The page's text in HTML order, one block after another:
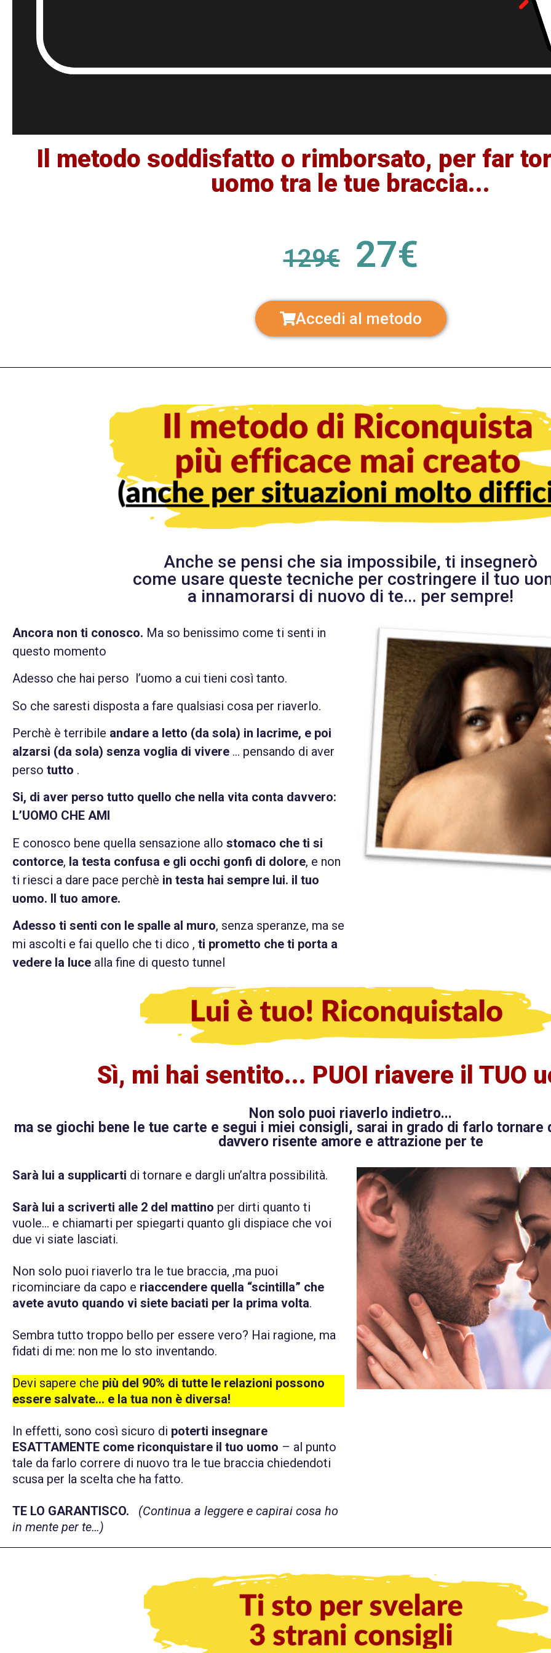
Il metodo soddisfatto o rimborsato, per far
uomo tra le tue braccia...
129€ 27€
Accedi al metodo
Anche se pensi che sia impossibile, ti insegnerò
come usare queste tecniche per costringere il tuo
a innamorarsi di nuovo di te... per sempre!
Ancora non ti conosco. Ma so benissimo come ti senti in
questo momento
Adesso che hai perso l’uomo a cui tieni così tanto.
So che saresti disposta a fare qualsiasi cosa per riaverlo.
Perchè è terribile andare a letto (da sola) in lacrime, e poi
alzarsi (da sola) senza voglia di vivere … pensando di aver
perso tutto .
Si, di aver perso tutto quello che nella vita conta davvero:
L’UOMO CHE AMI
E conosco bene quella sensazione allo stomaco che ti si
contorce, la testa confusa e gli occhi gonfi di dolore, e non
ti riesci a dare pace perchè in testa hai sempre lui. il tuo
uomo. Il tuo amore.
Adesso ti senti con le spalle al muro, senza speranze, ma se
mi ascolti e fai quello che ti dico , ti prometto che ti porta a
vedere la luce alla fine di questo tunnel
Sì, mi hai sentito... PUOI riavere il TUO
Non solo puoi riaverlo indietro...
ma se giochi bene le tue carte e segui i miei consigli, sarai in grado di farlo tornare
davvero risente amore e attrazione per te
Sarà lui a supplicarti di tornare e dargli un’altra possibilità.
Sarà lui a scriverti alle 2 del mattino per dirti quanto ti
vuole… e chiamarti per spiegarti quanto gli dispiace che voi
due vi siate lasciati.
Non solo puoi riaverlo tra le tue braccia, ,ma puoi
ricominciare da capo e riaccendere quella “scintilla” che
avete avuto quando vi siete baciati per la prima volta.
Sembra tutto troppo bello per essere vero? Hai ragione, ma
fidati di me: non me lo sto inventando.
Devi sapere che più del 90% di tutte le relazioni possono
essere salvate… e la tua non è diversa!
In effetti, sono così sicuro di poterti insegnare
ESATTAMENTE come riconquistare il tuo uomo – al punto
tale da farlo correre di nuovo tra le tue braccia chiedendoti
scusa per la scelta che ha fatto.
TE LO GARANTISCO.
(Continua a leggere e capirai cosa ho
in mente per te…)